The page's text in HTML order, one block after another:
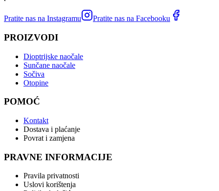
Pratite nas na Instagramu Pratite nas na Facebooku
PROIZVODI
Dioptrijske naočale
Sunčane naočale
Sočiva
Otopine
POMOĆ
Kontakt
Dostava i plaćanje
Povrat i zamjena
PRAVNE INFORMACIJE
Pravila privatnosti
Uslovi korištenja